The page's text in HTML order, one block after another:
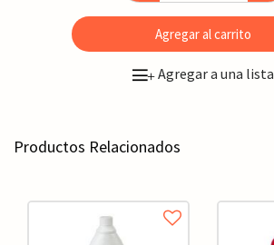
Agregar al carrito
+Agregar a una lista
Productos Relacionados